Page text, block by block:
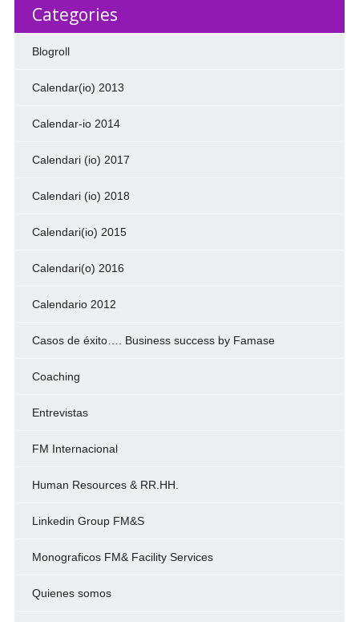
Categories
Blogroll
Calendar(io) 2013
Calendar-io 2014
Calendari (io) 2017
Calendari (io) 2018
Calendari(io) 2015
Calendari(o) 2016
Calendario 2012
Casos de éxito…. Business success by Famase
Coaching
Entrevistas
FM Internacional
Human Resources & RR.HH.
Linkedin Group FM&S
Monograficos FM& Facility Services
Quienes somos